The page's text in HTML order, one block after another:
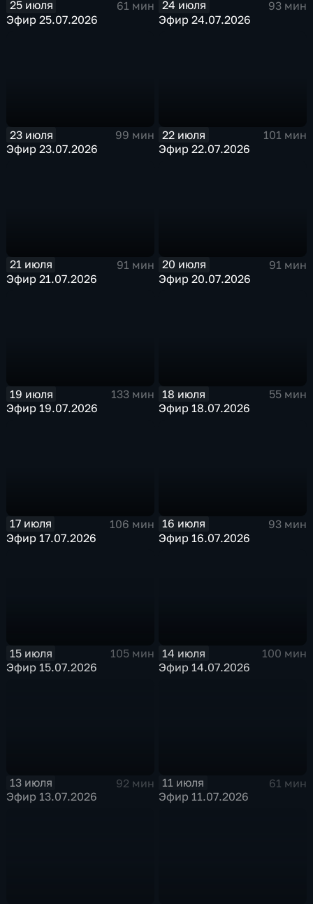
25 июля
61 мин
Эфир 25.07.2026
24 июля
93 мин
Эфир 24.07.2026
23 июля
99 мин
Эфир 23.07.2026
22 июля
101 мин
Эфир 22.07.2026
21 июля
91 мин
Эфир 21.07.2026
20 июля
91 мин
Эфир 20.07.2026
19 июля
133 мин
Эфир 19.07.2026
18 июля
55 мин
Эфир 18.07.2026
17 июля
106 мин
Эфир 17.07.2026
16 июля
93 мин
Эфир 16.07.2026
15 июля
105 мин
Эфир 15.07.2026
14 июля
100 мин
Эфир 14.07.2026
13 июля
92 мин
Эфир 13.07.2026
11 июля
61 мин
Эфир 11.07.2026